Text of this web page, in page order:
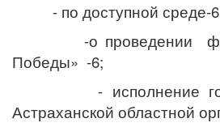
- по доступной среде-
-о проведении
Победы» -6;
- исполнение
Астраханской областной